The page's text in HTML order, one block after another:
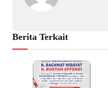
Berita Terkait